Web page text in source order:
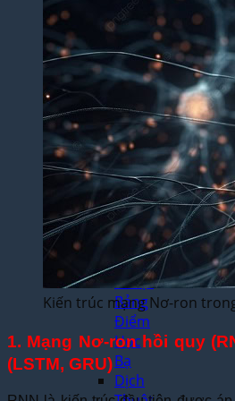
Cầu
Dịch
Thuật
Báo
Cáo
Tài
Chính
Dịch
Thuật
Hợp
Đồng
Nhanh
Chóng
Dịch
Thuật
Bảng
Điểm
Học
Bạ
Dịch
Kiến trúc mạng Nơ-ron
1. Mạng Nơ-ron hồi quy
(LSTM, GRU)